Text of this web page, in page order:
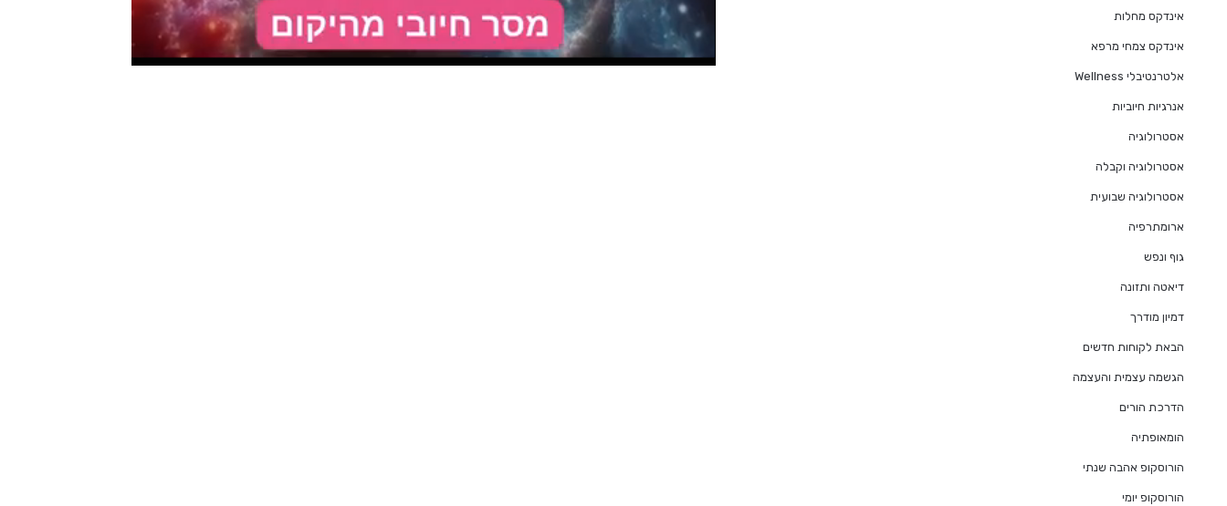
אינדקס מחלות
אינדקס צמחי מרפא
אלטרנטיבלי Wellness
אנרגיות חיוביות
אסטרולוגיה
אסטרולוגיה וקבלה
אסטרולוגיה שבועית
ארומתרפיה
גוף ונפש
דיאטה ותזונה
דמיון מודרך
הבאת לקוחות חדשים
הגשמה עצמית והעצמה
הדרכת הורים
הומאופתיה
הורוסקופ אהבה שנתי
הורוסקופ יומי